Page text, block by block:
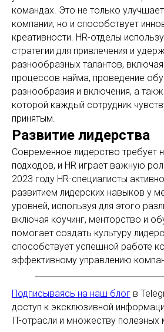
командах. Это не только улучшает
компании, но и способствует
креативности. HR-отделы
стратегии для привлечения и
разнообразных талантов,
процессов найма, проведение
разнообразия и включения, а
которой каждый сотрудник
принятым.
Развитие лидерства
Современное лидерство требует
подходов, и HR играет важную
2023 году HR-специалисты
развитием лидерских навыков у
уровней, используя для этого
включая коучинг, менторство и
помогает создать культуру
способствует успешной работе
эффективному управлению
Подписываясь на наш блог в
доступ к эксклюзивной
IT-отрасли и множеству полезных